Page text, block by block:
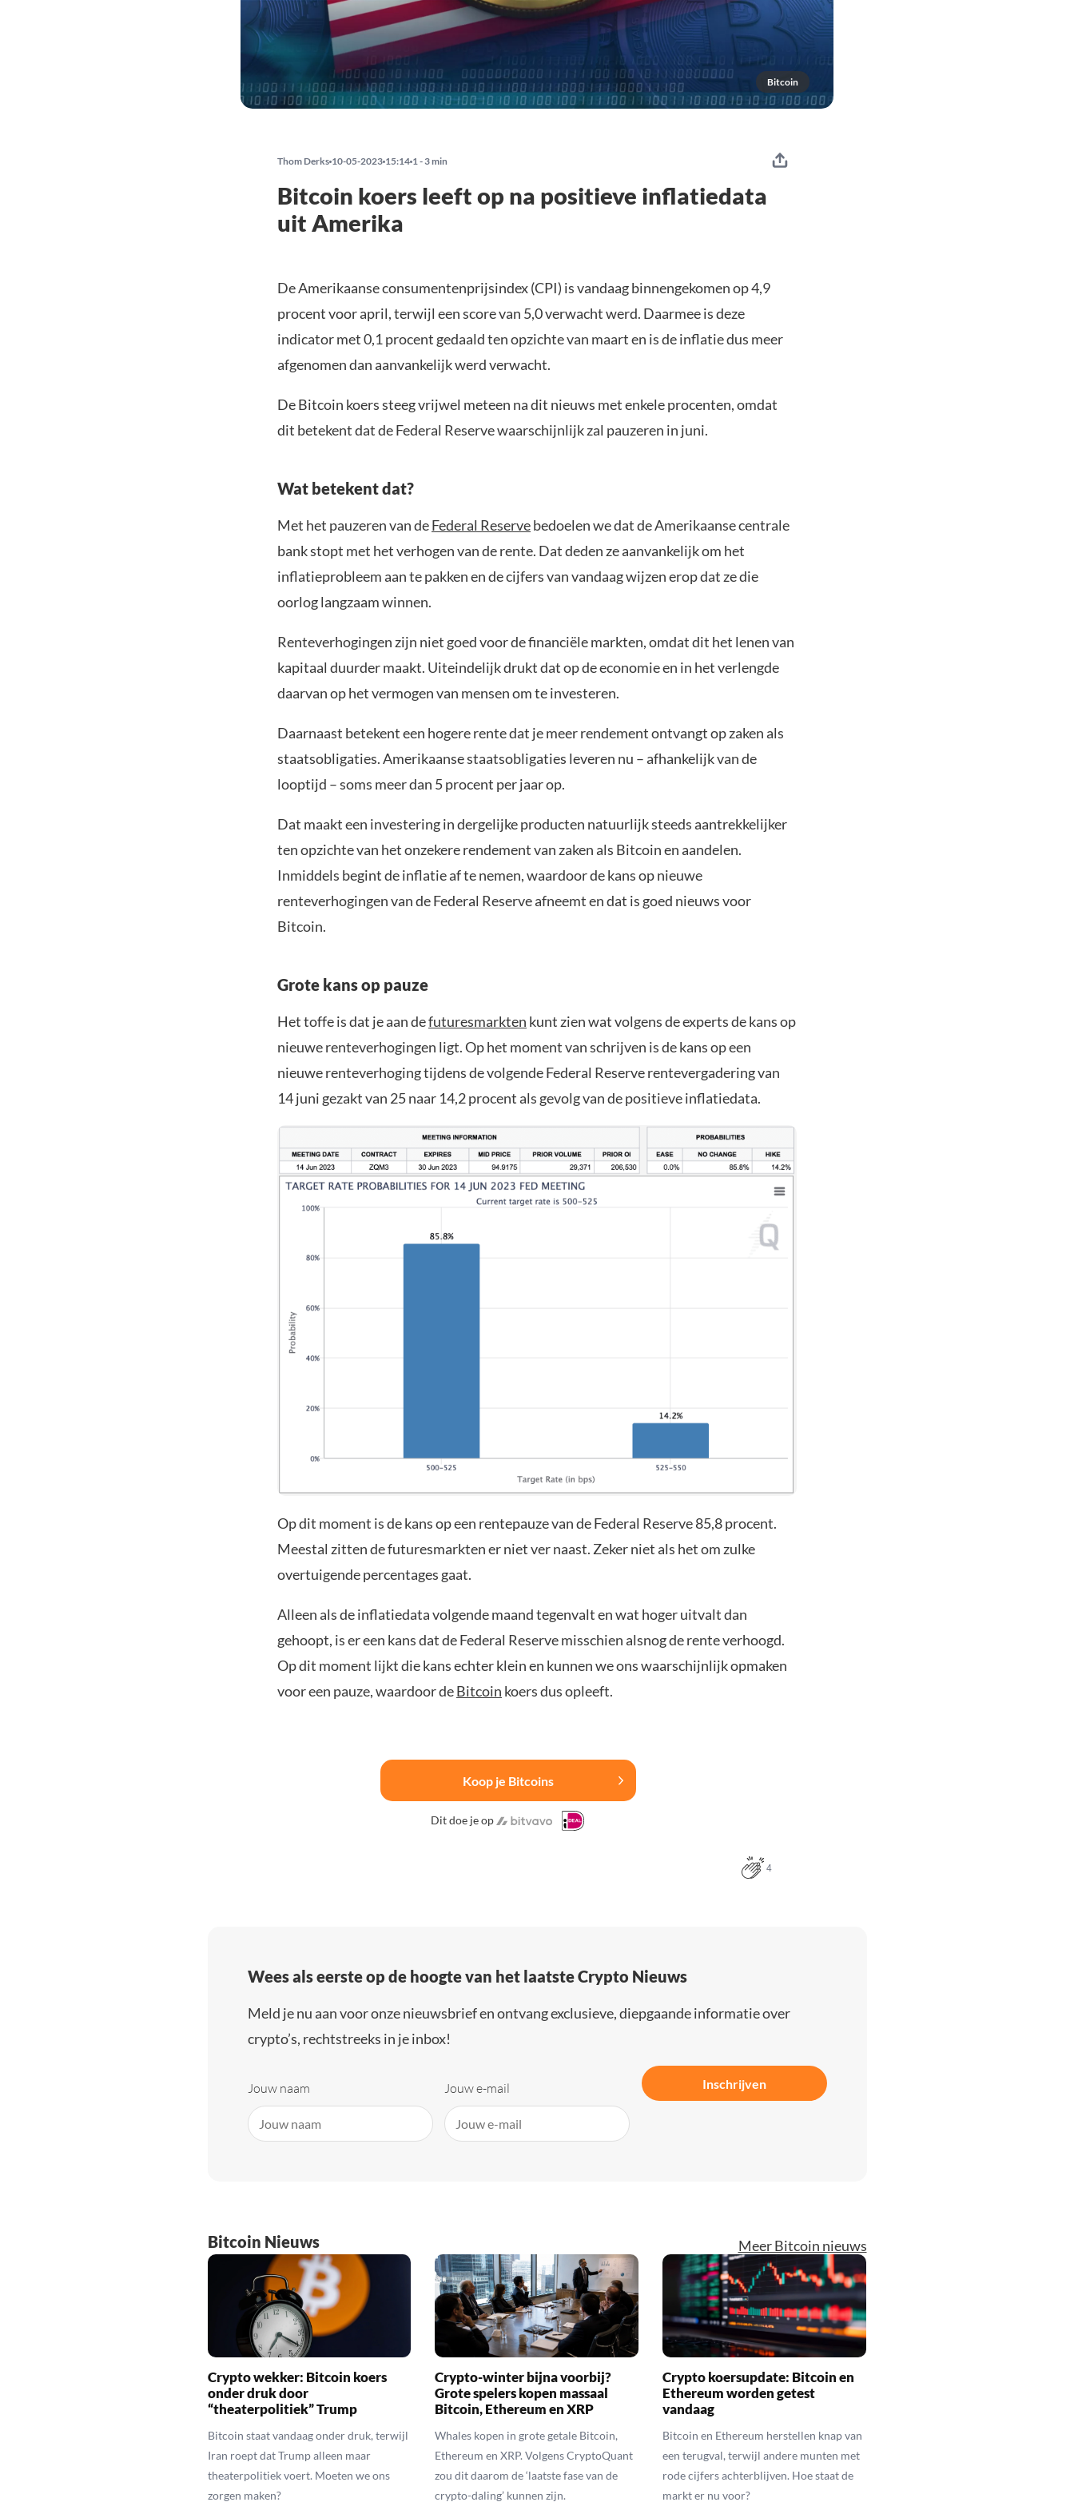
Bitcoin
Thom Derks 10-05-2023 15:14 1 - 3 min
Bitcoin koers leeft op na positieve inflatiedata
uit Amerika
De Amerikaanse consumentenprijsindex (CPI) is vandaag binnengekomen op 4,9
procent voor april, terwijl een score van 5,0 verwacht werd. Daarmee is deze
indicator met 0,1 procent gedaald ten opzichte van maart en is de inflatie dus meer
afgenomen dan aanvankelijk werd verwacht.
De Bitcoin koers steeg vrijwel meteen na dit nieuws met enkele procenten, omdat
dit betekent dat de Federal Reserve waarschijnlijk zal pauzeren in juni.
Wat betekent dat?
Met het pauzeren van deFederal Reservebedoelen we dat de Amerikaanse centrale
bank stopt met het verhogen van de rente. Dat deden ze aanvankelijk om het
inflatieprobleem aan te pakken en de cijfers van vandaag wijzen erop dat ze die
oorlog langzaam winnen.
Renteverhogingen zijn niet goed voor de financiële markten, omdat dit het lenen van
kapitaal duurder maakt. Uiteindelijk drukt dat op de economie en in het verlengde
daarvan op het vermogen van mensen om te investeren.
Daarnaast betekent een hogere rente dat je meer rendement ontvangt op zaken als
staatsobligaties. Amerikaanse staatsobligaties leveren nu – afhankelijk van de
looptijd – soms meer dan 5 procent per jaar op.
Dat maakt een investering in dergelijke producten natuurlijk steeds aantrekkelijker
ten opzichte van het onzekere rendement van zaken als Bitcoin en aandelen.
Inmiddels begint de inflatie af te nemen, waardoor de kans op nieuwe
renteverhogingen van de Federal Reserve afneemt en dat is goed nieuws voor
Bitcoin.
Grote kans op pauze
Het toffe is dat je aan defuturesmarkten kunt zien wat volgens de experts de kans op
nieuwe renteverhogingen ligt. Op het moment van schrijven is de kans op een
nieuwe renteverhoging tijdens de volgende Federal Reserve rentevergadering van
14 juni gezakt van 25 naar 14,2 procent als gevolg van de positieve inflatiedata.
Op dit moment is de kans op een rentepauze van de Federal Reserve 85,8 procent.
Meestal zitten de futuresmarkten er niet ver naast. Zeker niet als het om zulke
overtuigende percentages gaat.
Alleen als de inflatiedata volgende maand tegenvalt en wat hoger uitvalt dan
gehoopt, is er een kans dat de Federal Reserve misschien alsnog de rente verhoogd.
Op dit moment lijkt die kans echter klein en kunnen we ons waarschijnlijk opmaken
voor een pauze, waardoor deBitcoin koers dus opleeft.
Koop je Bitcoins
Dit doe je op
4
Wees als eerste op de hoogte van het laatste Crypto Nieuws
Meld je nu aan voor onze nieuwsbrief en ontvang exclusieve, diepgaande informatie over
crypto’s, rechtstreeks in je inbox!
Jouw naam Jouw e-mail Inschrijven
Bitcoin Nieuws Meer Bitcoin nieuws
Crypto wekker: Bitcoin koers
onder druk door
“theaterpolitiek” Trump
Bitcoin staat vandaag onder druk, terwijl
Iran roept dat Trump alleen maar
theaterpolitiek voert. Moeten we ons
zorgen maken?
Crypto-winter bijna voorbij?
Grote spelers kopen massaal
Bitcoin, Ethereum en XRP
Whales kopen in grote getale Bitcoin,
Ethereum en XRP. Volgens CryptoQuant
zou dit daarom de ‘laatste fase van de
crypto-daling’ kunnen zijn.
Crypto koersupdate: Bitcoin en
Ethereum worden getest
vandaag
Bitcoin en Ethereum herstellen knap van
een terugval, terwijl andere munten met
rode cijfers achterblijven. Hoe staat de
markt er nu voor?